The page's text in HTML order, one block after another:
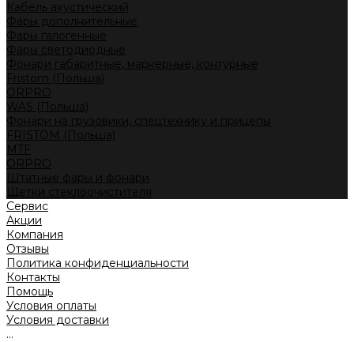
Кабель акустический
Фары дополнительные
Фары галогенные
Фары светодиодные
Фонари габаритные, маркерные, контурные
Fristom (Польша)
ORPRO
WAS (Польша)
Фонари на грузовики, спецтехнику и прицепы
FRISTOM (Польша)
MTF
ORPRO
Штатные фары и фонари
Щетки стеклоочистителя
Сервис
Акции
Компания
Отзывы
Политика конфиденциальности
Контакты
Помощь
Условия оплаты
Условия доставки
...